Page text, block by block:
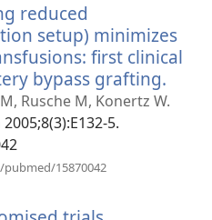
reduced
setup) minimizes
first clinical
bypass grafting.
Rusche M, Konertz W.
5.
15870042